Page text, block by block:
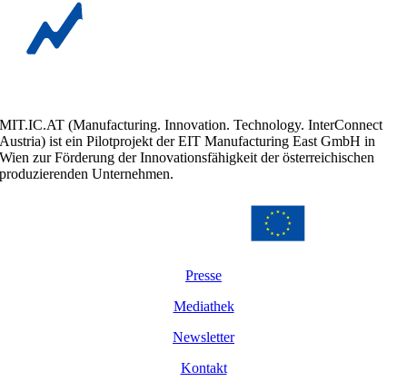
MIT.IC.AT (Manufacturing. Innovation. Technology. InterConnect
Austria) ist ein Pilotprojekt der EIT Manufacturing East GmbH in
Wien zur Förderung der Innovationsfähigkeit der österreichischen
produzierenden Unternehmen.
Presse
Mediathek
Newsletter
Kontakt